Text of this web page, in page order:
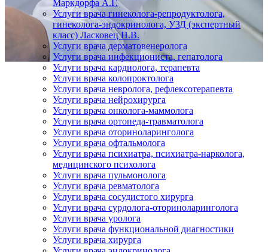
Маркдорфа А.Г.
Услуги врача гинеколога-репродуктолога,
гинеколога-эндокринолога, УЗД (экспертный
класс) Ласковец Н.В.
Услуги врача дерматовенеролога
Услуги врача инфекциониста, гепатолога
Услуги врача кардиолога, терапевта
Услуги врача колопроктолога
Услуги врача невролога, рефлексотерапевта
Услуги врача нейрохирурга
Услуги врача онколога-маммолога
Услуги врача ортопеда-травматолога
Услуги врача оториноларинголога
Услуги врача офтальмолога
Услуги врача психиатра, психиатра-нарколога,
медицинского психолога
Услуги врача пульмонолога
Услуги врача ревматолога
Услуги врача сосудистого хирурга
Услуги врача сурдолога-оториноларинголога
Услуги врача уролога
Услуги врача функциональной диагностики
Услуги врача хирурга